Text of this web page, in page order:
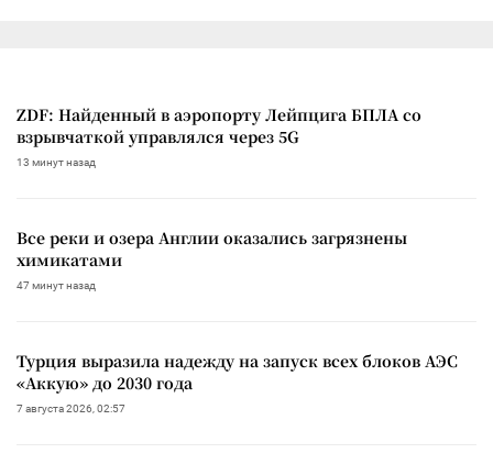
ZDF: Найденный в аэропорту Лейпцига БПЛА со
взрывчаткой управлялся через 5G
13 минут назад
Все реки и озера Англии оказались загрязнены
химикатами
47 минут назад
Турция выразила надежду на запуск всех блоков АЭС
«Аккую» до 2030 года
7 августа 2026, 02:57